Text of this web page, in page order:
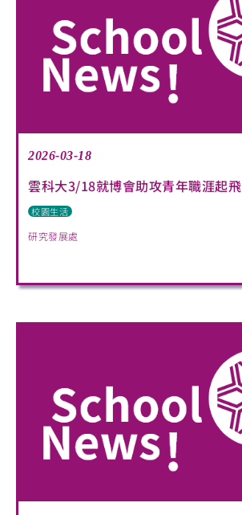
2026-03-18
雲科大3/18就博會助攻青年職涯起飛
校園生活
研究發展處